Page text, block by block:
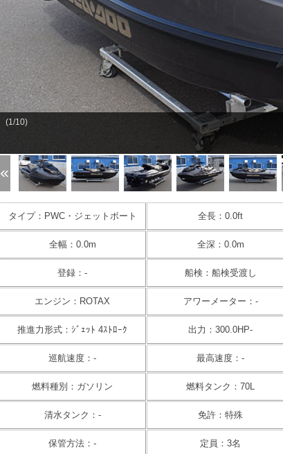
(1/10)
タイプ：PWC・ジェットボート 全長：0.0ft
全幅：0.0m 全深：0.0m
登録：- 船検：船検受渡し
エンジン：ROTAX アワーメーター：-
推進力形式：ｼﾞｪｯﾄ 4ｽﾄﾛｰｸ 出力：300.0HP-
巡航速度：- 最高速度：-
燃料種別：ガソリン 燃料タンク：70L
清水タンク：- 免許：特殊
保管方法：- 定員：3名